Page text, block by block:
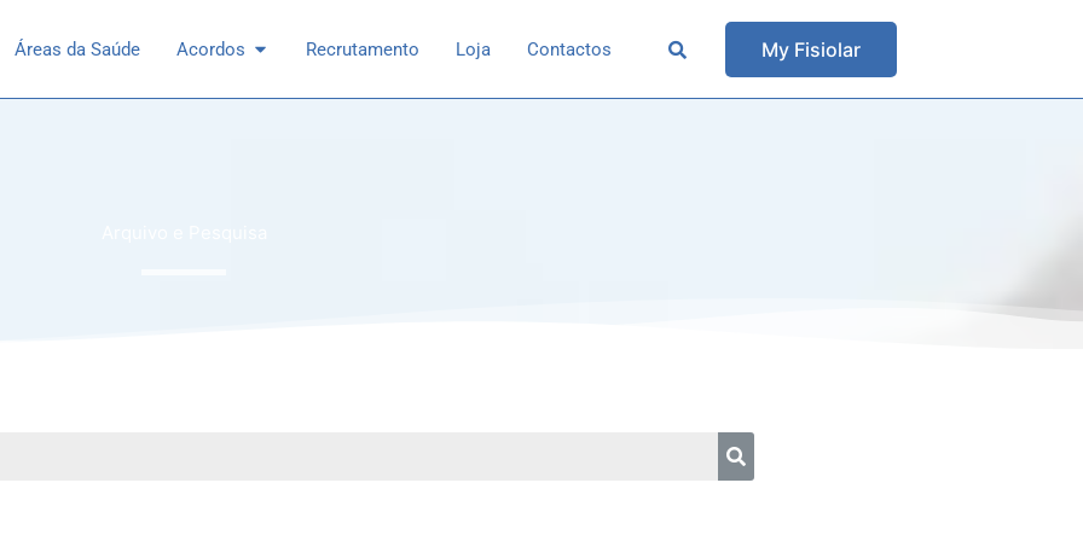
Especialidades
Áreas da Saúde Acordos Open Acordos
Recrutamento Loja Contactos My Fisiolar